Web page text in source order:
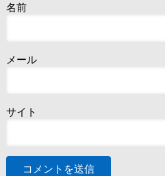
名前
メール
サイト